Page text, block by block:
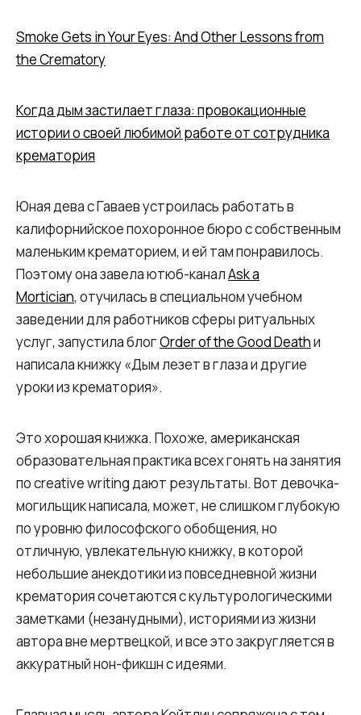
Smoke Gets in Your Eyes: And Other Lessons from
the Crematory
Когда дым застилает глаза: провокационные
истории о своей любимой работе от сотрудника
крематория
Юная дева с Гаваев устроилась работать в
калифорнийское похоронное бюро с собственным
маленьким крематорием, и ей там понравилось.
Поэтому она завела ютюб-каналAsk a
Mortician, отучилась в специальном учебном
заведении для работников сферы ритуальных
услуг, запустила блогOrder of the Good Deathи
написала книжку «Дым лезет в глаза и другие
уроки из крематория».
Это хорошая книжка. Похоже, американская
образовательная практика всех гонять на занятия
по creative writing дают результаты. Вот девочка-
могильщик написала, может, не слишком глубокую
по уровню философского обобщения, но
отличную, увлекательную книжку, в которой
небольшие анекдотики из повседневной жизни
крематория сочетаются с культурологическими
заметками (незанудными), историями из жизни
автора вне мертвецкой, и все это закругляется в
аккуратный нон-фикшн с идеями.